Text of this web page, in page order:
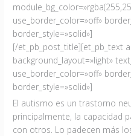
use_border_color=»off»
border_style=»solid»]
[/et_pb_post_title][et_pb_text
background_layout=»light»
use_border_color=»off»
border_style=»solid»]
El autismo es un trastorno
principalmente, la capacidad
con otros. Lo padecen más